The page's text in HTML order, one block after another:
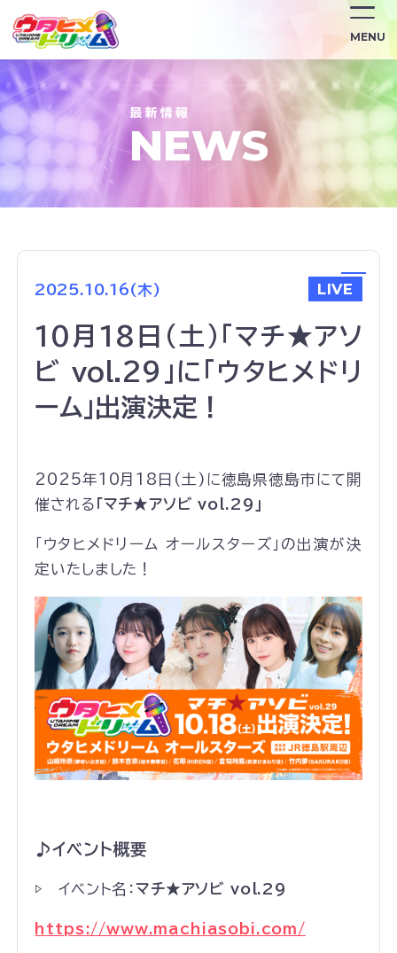
MENU
NEWS
2025.10.16(木) LIVE
10月18日(土)「マチ★アソ
ビ vol.29」に「ウタヒメドリ
ーム」出演決定！
2025年10月18日(土)に徳島県徳島市にて開
催される 「マチ★アソビ vol.29」
「ウタヒメドリーム オールスターズ」の出演が決
定いたしました！
♪イベント概要
▷ イベント名：マチ★アソビ vol.29
https://www.machiasobi.com/